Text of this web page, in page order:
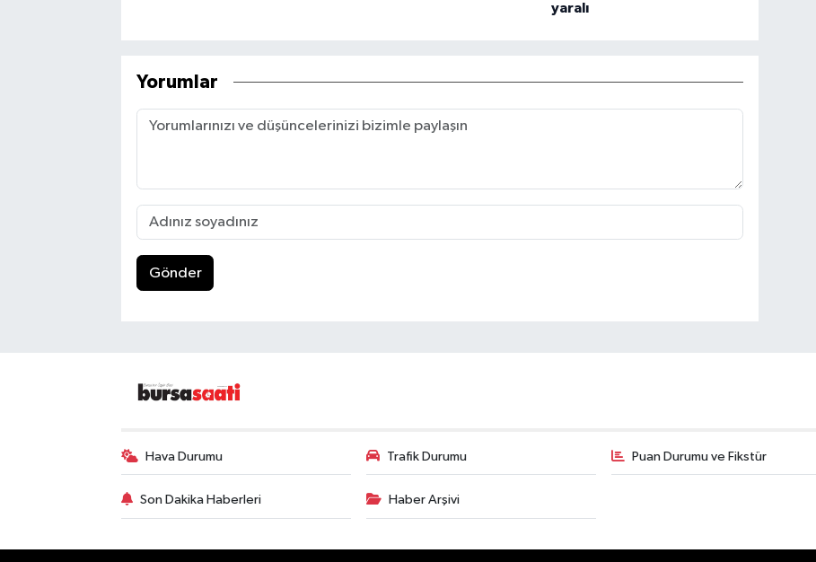
yaralı
Yorumlar
Gönder
Hava Durumu Trafik Durumu Puan Durumu ve Fikstür
Son Dakika Haberleri Haber Arşivi